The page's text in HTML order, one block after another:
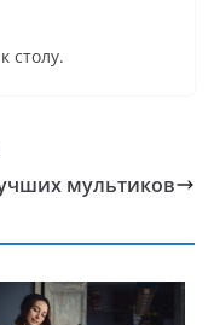
к столу.
мультиков